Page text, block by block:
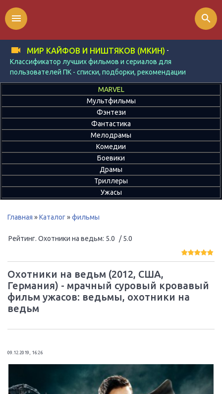
МИР КАЙФОВ И НИШТЯКОВ (МКИН) -
Классификатор лучших фильмов и сериалов для
пользователей ПК - списки, подборки, рекомендации
menu search
MARVEL
Мультфильмы
Фэнтези
Фантастика
Мелодрамы
Комедии
Боевики
Драмы
Триллеры
Ужасы
Главная »Каталог»фильмы
Рейтинг. Охотники на ведьм: 5.0 / 5.0
Охотники на ведьм (2012, США,
Германия) - мрачный суровый кровавый
фильм ужасов: ведьмы, охотники на
ведьм
09.12.2019, 16:26